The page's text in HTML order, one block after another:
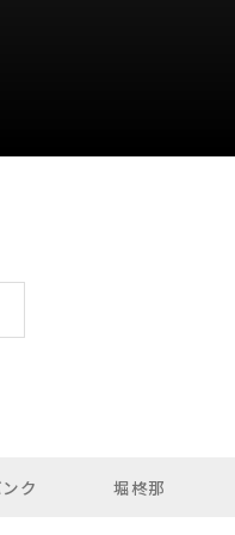
ク 堀柊那